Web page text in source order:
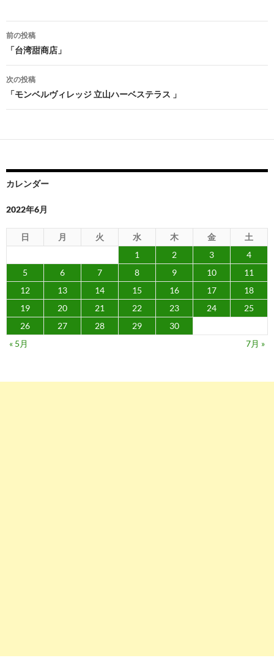
投
稿
ナ
ビ
ゲ
ー
ョ
ン
前の投稿
「台湾甜商店」
次の投稿
「モンベルヴィレッジ 立山ハーベステラス 」
カレンダー
2022年6月
日 月 火 水 木 金
土
1
2 3
4
5
6 7 8 9 10
11
12
13 14 15 16 17
18
19
20 21 22 23 24
25
26
27 28 29
30
« 5月
7月 »